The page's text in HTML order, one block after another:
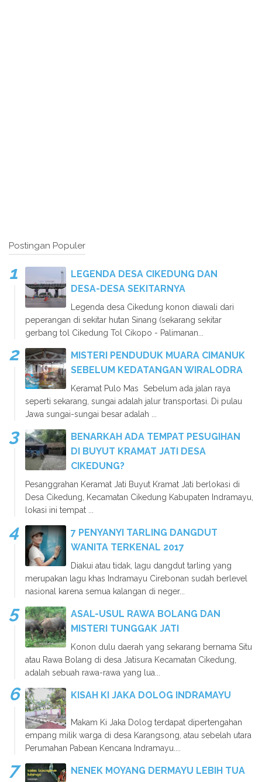
Postingan Populer
LEGENDA DESA CIKEDUNG DAN
DESA-DESA SEKITARNYA
Legenda desa Cikedung konon diawali dari
peperangan di sekitar hutan Sinang (sekarang sekitar
gerbang tol Cikedung Tol Cikopo - Palimanan...
MISTERI PENDUDUK MUARA CIMANUK
SEBELUM KEDATANGAN WIRALODRA
Keramat Pulo Mas Sebelum ada jalan raya
seperti sekarang, sungai adalah jalur transportasi. Di pulau
Jawa sungai-sungai besar adalah ...
BENARKAH ADA TEMPAT PESUGIHAN
DI BUYUT KRAMAT JATI DESA
CIKEDUNG?
Pesanggrahan Keramat Jati Buyut Kramat Jati berlokasi di
Desa Cikedung, Kecamatan Cikedung Kabupaten Indramayu,
lokasi ini tempat ...
7 PENYANYI TARLING DANGDUT
WANITA TERKENAL 2017
Diakui atau tidak, lagu dangdut tarling yang
merupakan lagu khas Indramayu Cirebonan sudah berlevel
nasional karena semua kalangan di neger...
ASAL-USUL RAWA BOLANG DAN
MISTERI TUNGGAK JATI
Konon dulu daerah yang sekarang bernama Situ
atau Rawa Bolang di desa Jatisura Kecamatan Cikedung,
adalah sebuah rawa-rawa yang lua...
KISAH KI JAKA DOLOG INDRAMAYU
Makam Ki Jaka Dolog terdapat dipertengahan
empang milik warga di desa Karangsong, atau sebelah utara
Perumahan Pabean Kencana Indramayu....
NENEK MOYANG DERMAYU LEBIH TUA